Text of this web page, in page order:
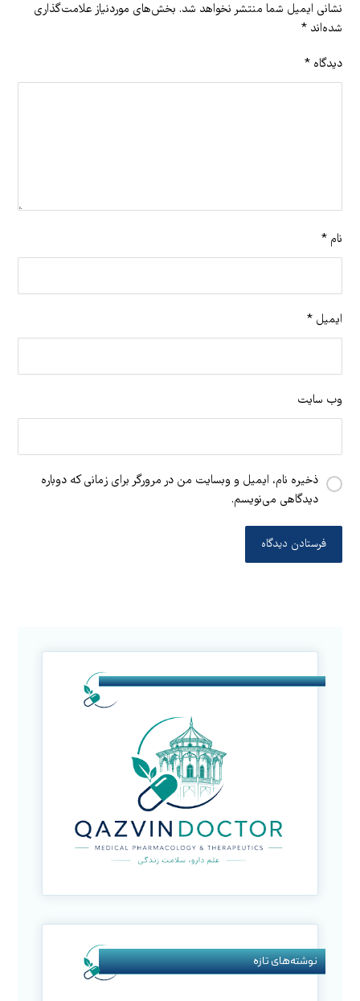
نشانی ایمیل شما منتشر نخواهد شد. بخش‌های موردنیاز علامت‌گذاری
شده‌اند*
دیدگاه*
نام*
ایمیل*
وب‌ سایت
ذخیره نام، ایمیل و وبسایت من در مرورگر برای زمانی که دوباره
دیدگاهی می‌نویسم.
فرستادن دیدگاه
نوشته‌های تازه